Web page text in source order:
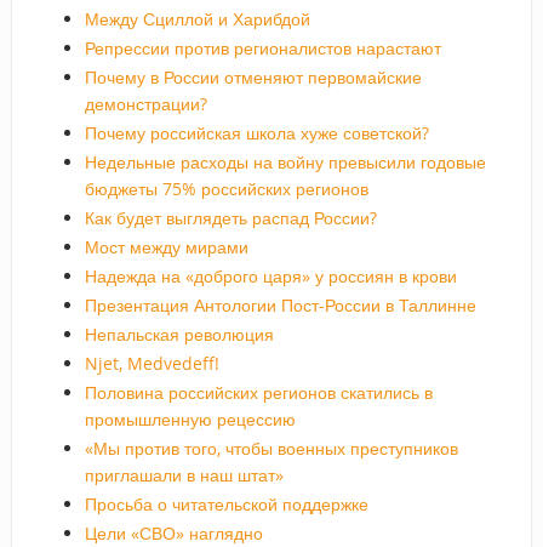
Между Сциллой и Харибдой
Репрессии против регионалистов нарастают
Почему в России отменяют первомайские
демонстрации?
Почему российская школа хуже советской?
Недельные расходы на войну превысили годовые
бюджеты 75% российских регионов
Как будет выглядеть распад России?
Мост между мирами
Надежда на «доброго царя» у россиян в крови
Презентация Антологии Пост-России в Таллинне
Непальская революция
Njet, Medvedeff!
Половина российских регионов скатились в
промышленную рецессию
«Мы против того, чтобы военных преступников
приглашали в наш штат»
Просьба о читательской поддержке
Цели «СВО» наглядно